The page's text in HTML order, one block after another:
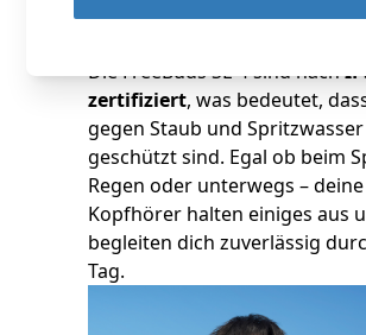
Robust und alltagstauglich –
Die FreeBuds SE 4 sind nach
zertifiziert, was bedeutet,
gegen Staub und Spritzwasser
geschützt sind. Egal ob beim
Regen oder unterwegs – deine
Kopfhörer halten einiges aus
begleiten dich zuverlässig
Tag.